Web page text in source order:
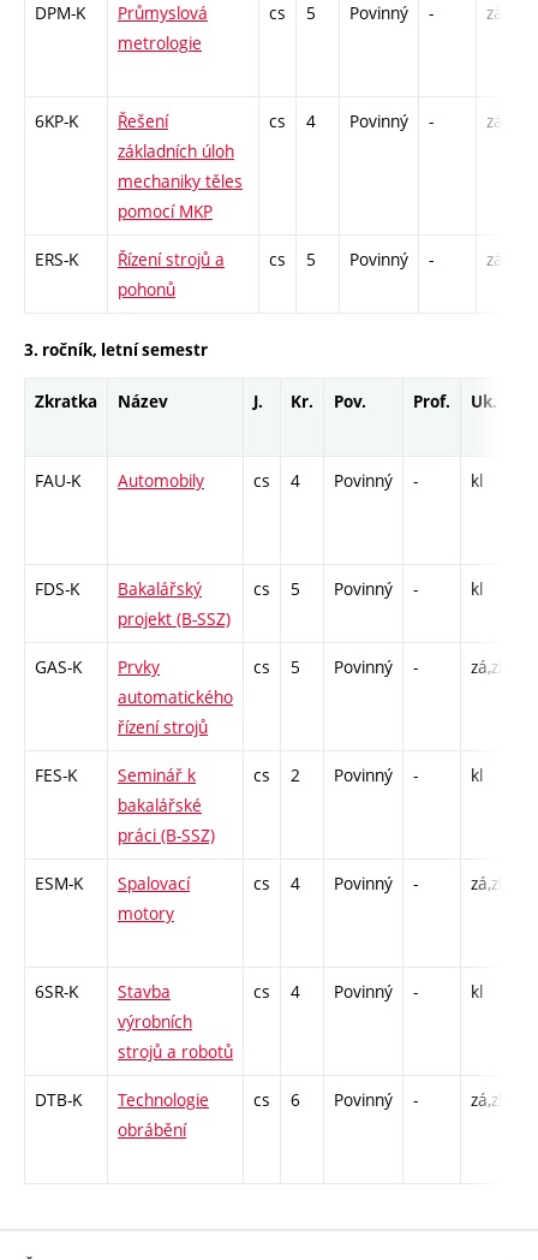
DPM-K
Průmyslová
metrologie
cs 5 Povinný - zá,zk
6KP-K
Řešení
základních úloh
mechaniky těles
pomocí MKP
cs 4 Povinný - zá,zk
ERS-K
Řízení strojů a
pohonů
cs 5 Povinný - zá,zk
3. ročník, letní semestr
Zkratka Název J. Kr. Pov. Prof. Uk.
FAU-K Automobily cs 4 Povinný - kl
FDS-K
Bakalářský
projekt (B-SSZ)
cs 5 Povinný - kl
GAS-K
Prvky
automatického
řízení strojů
cs 5 Povinný - zá,zk
FES-K
Seminář k
bakalářské
práci (B-SSZ)
cs 2 Povinný - kl
ESM-K
Spalovací
motory
cs 4 Povinný - zá,zk
6SR-K
Stavba
výrobních
strojů a robotů
cs 4 Povinný - kl
DTB-K
Technologie
obrábění
cs 6 Povinný - zá,zk